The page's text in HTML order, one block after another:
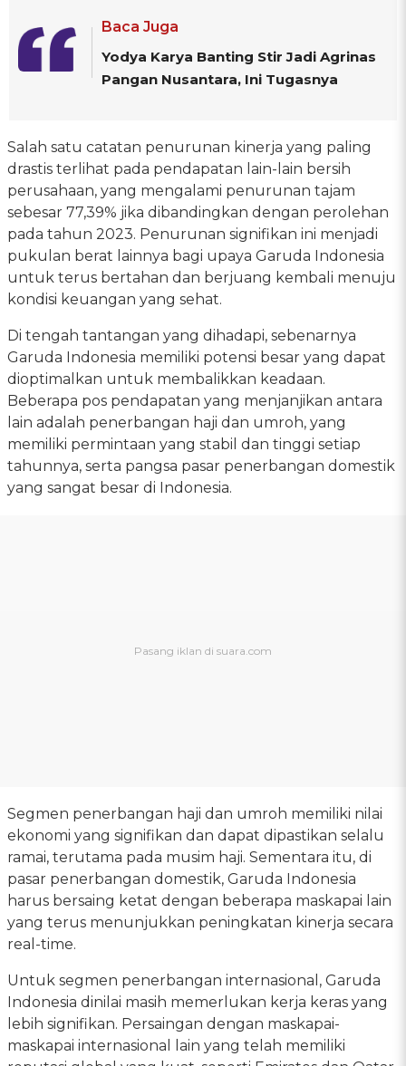
Baca Juga
Yodya Karya Banting Stir Jadi Agrinas
Pangan Nusantara, Ini Tugasnya
Salah satu catatan penurunan kinerja yang paling
drastis terlihat pada pendapatan lain-lain bersih
perusahaan, yang mengalami penurunan tajam
sebesar 77,39% jika dibandingkan dengan perolehan
pada tahun 2023. Penurunan signifikan ini menjadi
pukulan berat lainnya bagi upaya Garuda Indonesia
untuk terus bertahan dan berjuang kembali menuju
kondisi keuangan yang sehat.
Di tengah tantangan yang dihadapi, sebenarnya
Garuda Indonesia memiliki potensi besar yang dapat
dioptimalkan untuk membalikkan keadaan.
Beberapa pos pendapatan yang menjanjikan antara
lain adalah penerbangan haji dan umroh, yang
memiliki permintaan yang stabil dan tinggi setiap
tahunnya, serta pangsa pasar penerbangan domestik
yang sangat besar di Indonesia.
Segmen penerbangan haji dan umroh memiliki nilai
ekonomi yang signifikan dan dapat dipastikan selalu
ramai, terutama pada musim haji. Sementara itu, di
pasar penerbangan domestik, Garuda Indonesia
harus bersaing ketat dengan beberapa maskapai lain
yang terus menunjukkan peningkatan kinerja secara
real-time.
Untuk segmen penerbangan internasional, Garuda
Indonesia dinilai masih memerlukan kerja keras yang
lebih signifikan. Persaingan dengan maskapai-
maskapai internasional lain yang telah memiliki